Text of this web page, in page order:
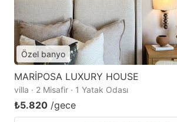
Özel banyo
MARİPOSA LUXURY HOUSE
villa · 2 Misafir · 1 Yatak Odası
₺5.820 /gece